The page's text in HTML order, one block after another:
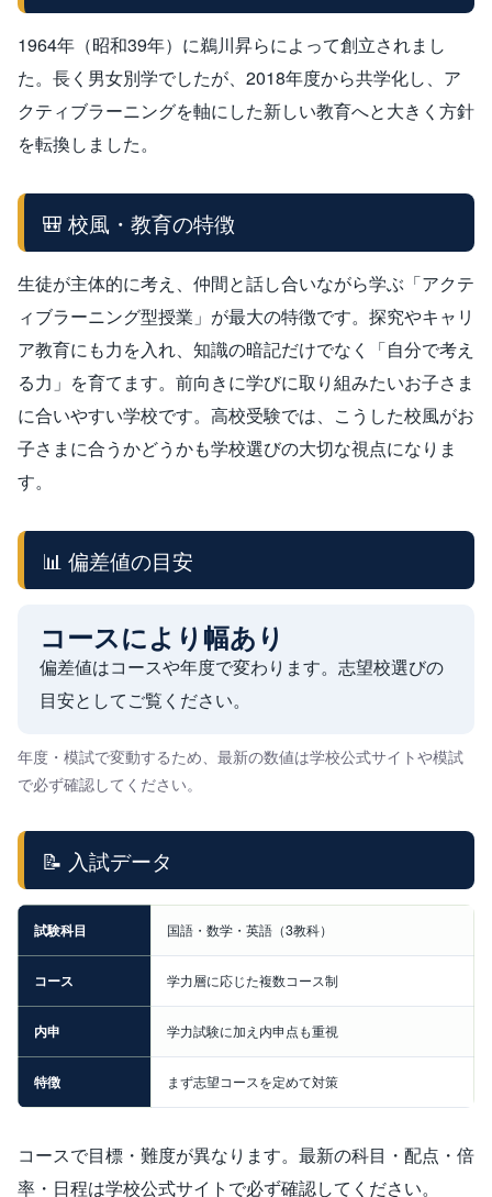
1964年（昭和39年）に鵜川昇らによって創立されまし
た。長く男女別学でしたが、2018年度から共学化し、ア
クティブラーニングを軸にした新しい教育へと大きく方針
を転換しました。
🎒 校風・教育の特徴
生徒が主体的に考え、仲間と話し合いながら学ぶ「アクテ
ィブラーニング型授業」が最大の特徴です。探究やキャリ
ア教育にも力を入れ、知識の暗記だけでなく「自分で考え
る力」を育てます。前向きに学びに取り組みたいお子さま
に合いやすい学校です。高校受験では、こうした校風がお
子さまに合うかどうかも学校選びの大切な視点になりま
す。
📊 偏差値の目安
コースにより幅あり
偏差値はコースや年度で変わります。志望校選びの
目安としてご覧ください。
年度・模試で変動するため、最新の数値は学校公式サイトや模試
で必ず確認してください。
📝 入試データ
試験科目 国語・数学・英語（3教科）
コース 学力層に応じた複数コース制
内申 学力試験に加え内申点も重視
特徴 まず志望コースを定めて対策
コースで目標・難度が異なります。最新の科目・配点・倍
率・日程は学校公式サイトで必ず確認してください。